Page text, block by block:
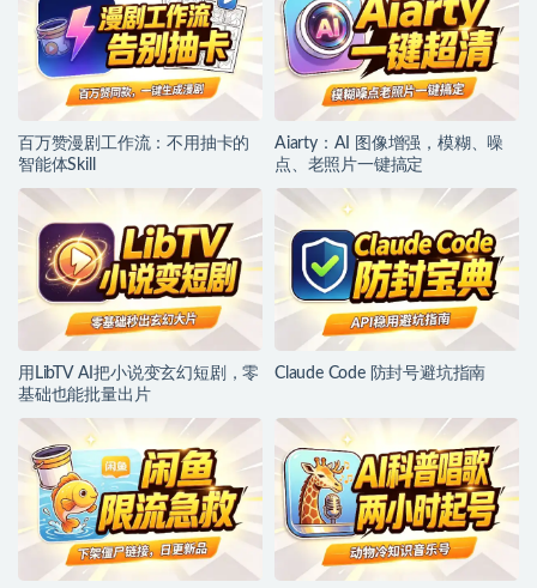
百万赞漫剧工作流：不用抽卡的
智能体Skill
Aiarty：AI 图像增强，模糊、噪
点、老照片一键搞定
用LibTV AI把小说变玄幻短剧，零
基础也能批量出片
Claude Code 防封号避坑指南